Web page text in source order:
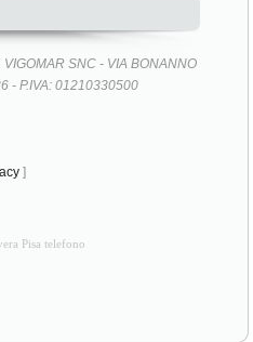
SNC - VIA BONANNO
- P.IVA: 01210330500
]
Pisa telefono